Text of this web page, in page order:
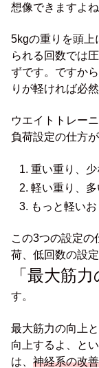
想像できますよね
5kgの重りを頭上
られる回数では
ずです。ですか
りが軽ければ必
ウエイトトレー
負荷設定の仕方が
重い重り、少
軽い重り、多
もっと軽い
この3つの設定
荷、低回数の設
「最大筋力
す。
最大筋力の向上
向上するよ、と
は、 神経系の改善